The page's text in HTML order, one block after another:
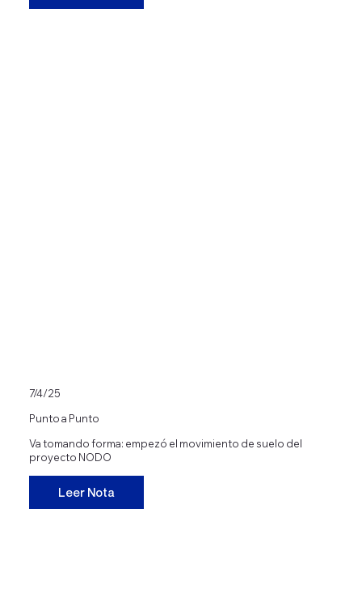
7/4/25
Punto a Punto
Va tomando forma: empezó el movimiento de suelo del
proyecto NODO
Leer Nota